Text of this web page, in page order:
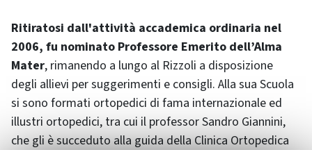
Ritiratosi dall'attività accademica ordinaria nel
2006, fu nominato Professore Emerito dell’Alma
Mater, rimanendo a lungo al Rizzoli a disposizione
degli allievi per suggerimenti e consigli. Alla sua Scuola
si sono formati ortopedici di fama internazionale ed
illustri ortopedici, tra cui il professor Sandro Giannini,
che gli è succeduto alla guida della Clinica Ortopedica